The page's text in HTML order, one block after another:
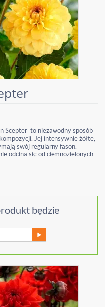
Scepter' to niezawodny sposób
Jej intensywnie żółte,
swój regularny fason.
odcina się od ciemnozielonych
będzie